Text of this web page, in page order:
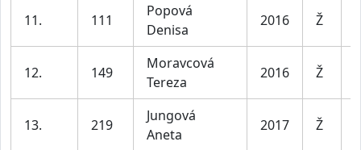
11. 111
Popová
Denisa
2016 Ž
12. 149
Moravcová
Tereza
2016 Ž
13. 219
Jungová
Aneta
2017 Ž